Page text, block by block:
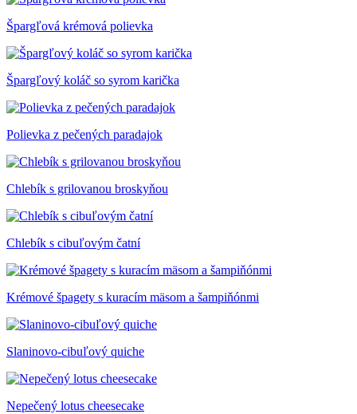
Špargľová krémová polievka
Špargľový koláč so syrom karička
Polievka z pečených paradajok
Chlebík s grilovanou broskyňou
Chlebík s cibuľovým čatní
Krémové špagety s kuracím mäsom a šampiňónmi
Slaninovo-cibuľový quiche
Nepečený lotus cheesecake